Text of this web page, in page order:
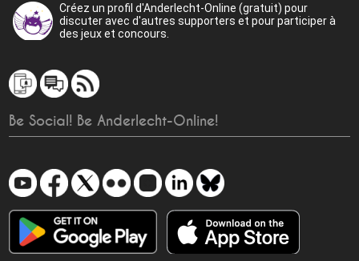
Créez un profil d'Anderlecht-Online (gratuit) pour
discuter avec d'autres supporters et pour participer à
des jeux et concours.
Be Social! Be Anderlecht-Online!